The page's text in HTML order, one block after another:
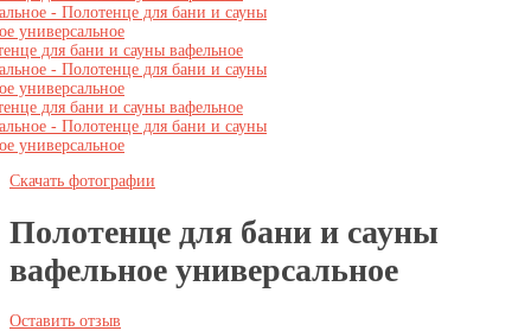
Скачать фотографии
Полотенце для бани и сауны
вафельное универсальное
Оставить отзыв